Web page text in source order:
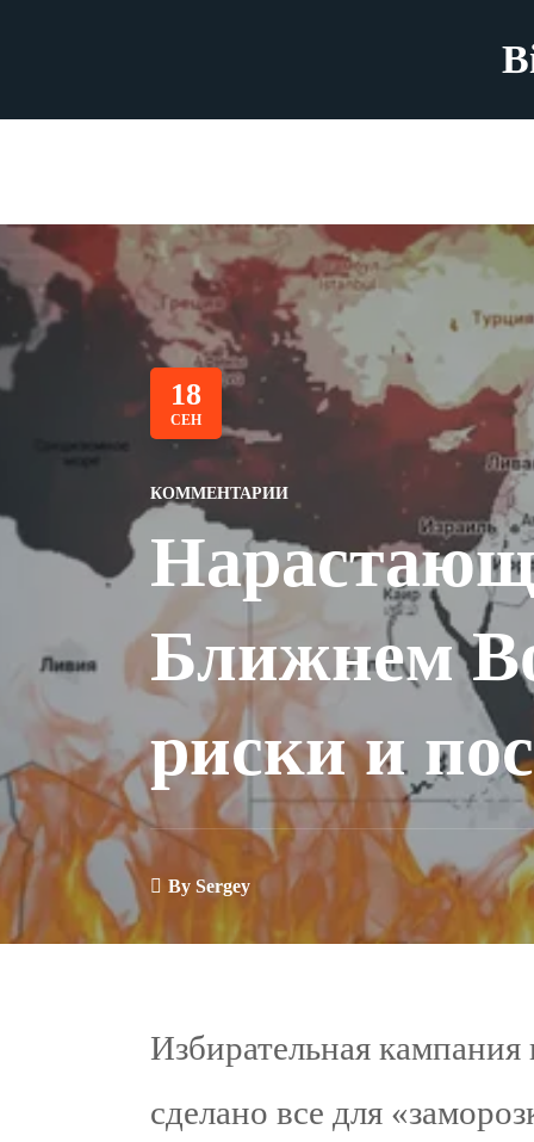
18
СЕН
КОММЕНТАРИИ
Ближнем
риски и
By Sergey
Избирательная
сделано все для